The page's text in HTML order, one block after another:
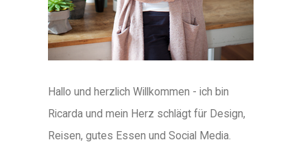
Hallo und herzlich Willkommen - ich bin
Ricarda und mein Herz schlägt für Design,
Reisen, gutes Essen und Social Media.